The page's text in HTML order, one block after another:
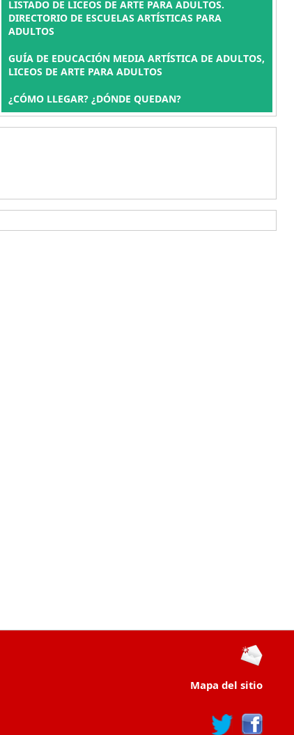
LISTADO DE LICEOS DE ARTE PARA ADULTOS.
DIRECTORIO DE ESCUELAS ARTÍSTICAS PARA
ADULTOS
GUÍA DE EDUCACIÓN MEDIA ARTÍSTICA DE ADULTOS,
LICEOS DE ARTE PARA ADULTOS
¿CÓMO LLEGAR? ¿DÓNDE QUEDAN?
Mapa del sitio